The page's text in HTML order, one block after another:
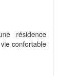
résidence
confortable